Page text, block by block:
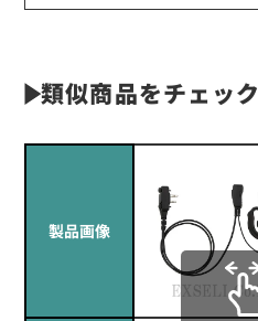
類似商品をチェック
製品画像